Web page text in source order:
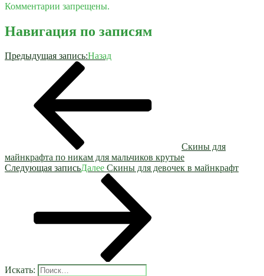
Комментарии запрещены.
Навигация по записям
Предыдущая запись:Назад
Скины для
майнкрафта по никам для мальчиков крутые
Следующая записьДалее Скины для девочек в майнкрафт
Искать: